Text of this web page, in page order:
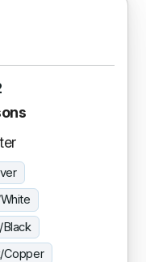
Black
Copper